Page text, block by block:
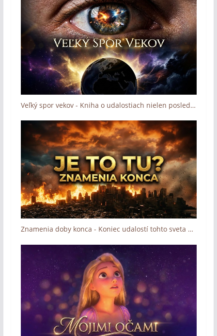
Veľký spor vekov - Kniha o udalostiach nielen posledných dní (The Great Controversy)
Znamenia doby konca - Koniec udalostí tohto sveta vrcholí (trailer)